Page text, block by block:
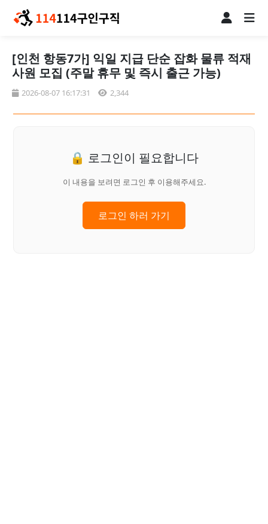
[인천 항동7가] 익일 지급 단순 잡화 물류 적재
사원 모집 (주말 휴무 및 즉시 출근 가능)
2026-08-07 16:17:31 2,344
🔒 로그인이 필요합니다
이 내용을 보려면 로그인 후 이용해주세요.
로그인 하러 가기